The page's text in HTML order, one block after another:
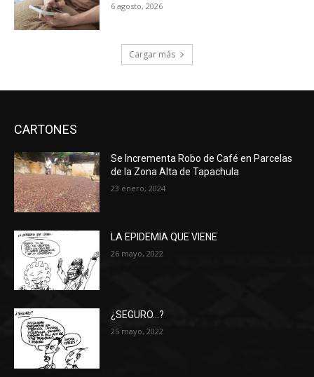
6 agosto, 2026
Cargar más
CARTONES
Se Incrementa Robo de Café en Parcelas
de la Zona Alta de Tapachula
23 enero, 2024
LA EPIDEMIA QUE VIENE
26 mayo, 2022
¿SEGURO…?
25 mayo, 2022